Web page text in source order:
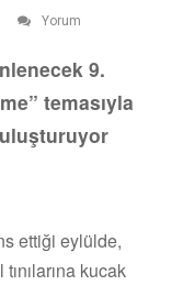
Yorum
9.
temasıyla
ettiği eylülde,
kucak